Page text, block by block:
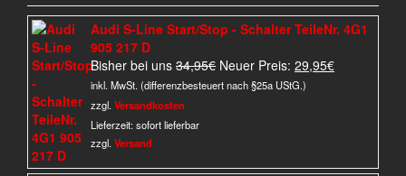
Audi S-Line Start/Stop - Schalter TeileNr. 4G1
905 217 D
Bisher bei uns 34,95€ Ursprünglicher
Preis
Neuer Preis: 29,95€Aktueller
inkl. MwSt. (differenzbesteuert nach §25a UStG.)
zzgl. Versandkosten
Lieferzeit:sofort lieferbar
zzgl. Versand